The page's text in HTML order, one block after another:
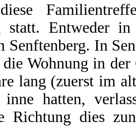
statt. Entweder in
Senftenberg. In
Wohnung in der
lang (zuerst im
inne hatten,
Richtung dies